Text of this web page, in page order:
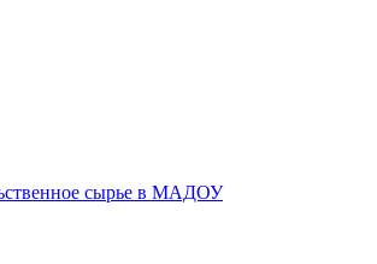
сырье в МАДОУ